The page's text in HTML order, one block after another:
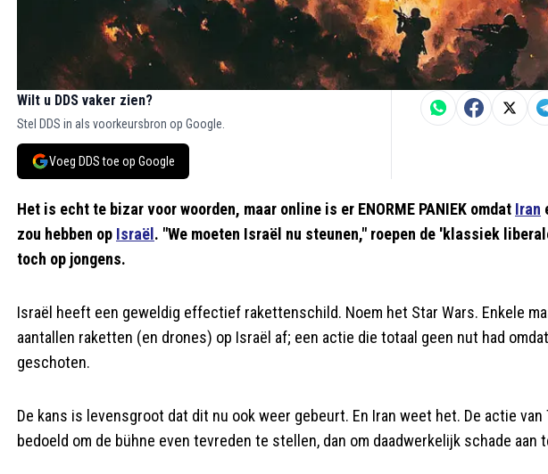
Wilt u DDS vaker zien?
Stel DDS in als voorkeursbron op Google.
Voeg DDS toe op Google
Het is echt te bizar voor woorden, maar online is er ENORME PANIEK omdat Iran
zou hebben op Israël . "We moeten Israël nu steunen," roepen de 'klassiek
toch op jongens.
Israël heeft een geweldig effectief rakettenschild. Noem het Star Wars. Enkele
aantallen raketten (en drones) op Israël af; een actie die totaal geen nut had
geschoten.
De kans is levensgroot dat dit nu ook weer gebeurt. En Iran weet het. De actie
bedoeld om de bühne even tevreden te stellen, dan om daadwerkelijk schade aan